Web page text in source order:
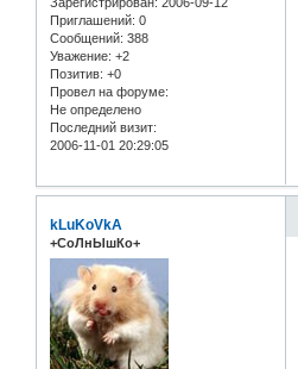
Приглашений: 0
Сообщений: 388
Уважение: +2
Позитив: +0
Провел на форуме:
Не определено
Последний визит:
2006-11-01 20:29:05
kLuKoVkA
+СоЛнЫшКо+